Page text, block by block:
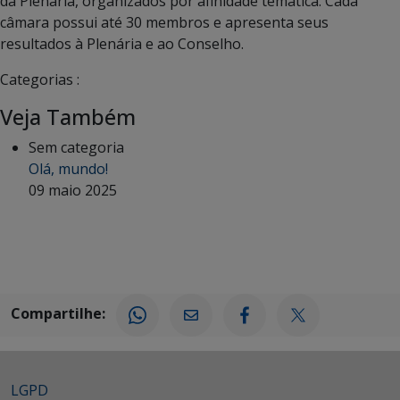
câmara possui até 30 membros e apresenta seus
resultados à Plenária e ao Conselho.
Categorias :
Veja Também
Sem categoria
Olá, mundo!
09 maio 2025
Compartilhe:
LGPD